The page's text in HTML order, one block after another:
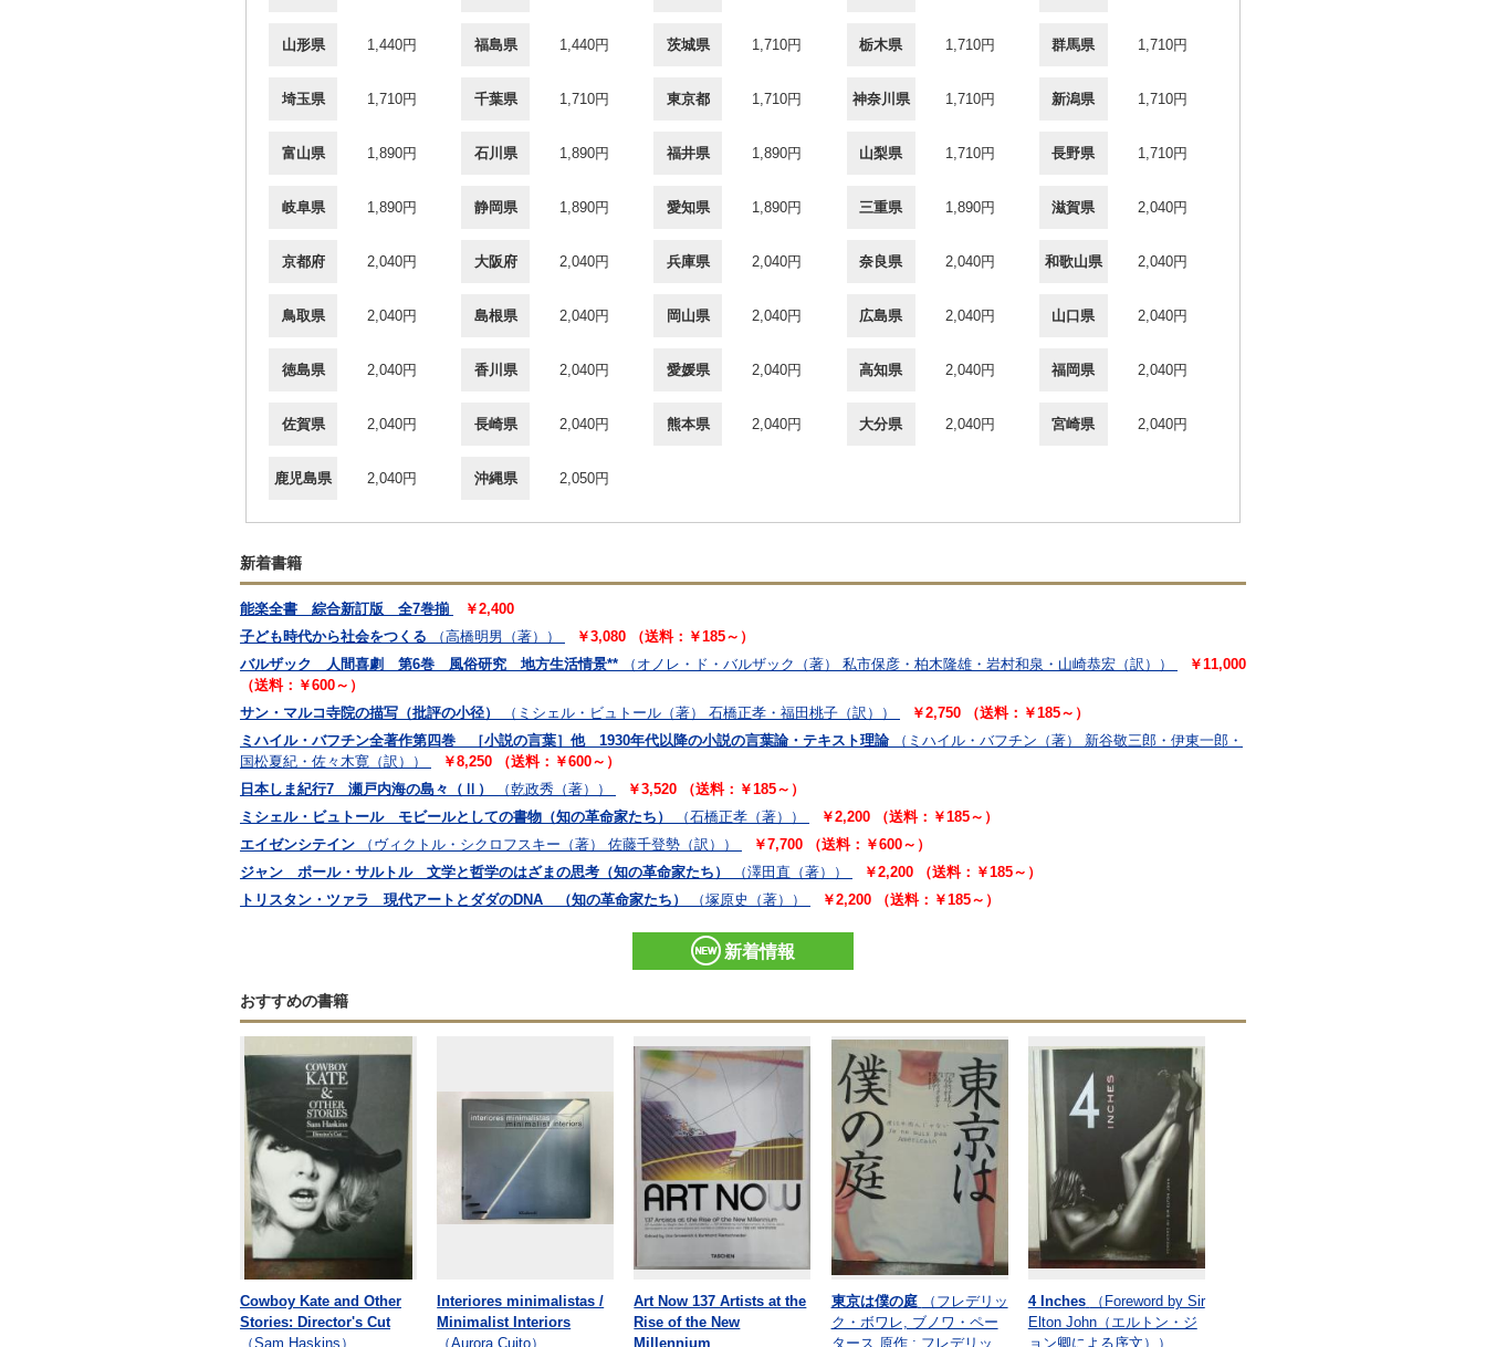
山形県 1,440円 福島県 1,440円 茨城県 1,710円 栃木県 1,710円 群馬県 1,710円
埼玉県 1,710円 千葉県 1,710円 東京都 1,710円 神奈川県 1,710円 新潟県 1,710円
富山県 1,890円 石川県 1,890円 福井県 1,890円 山梨県 1,710円 長野県 1,710円
岐阜県 1,890円 静岡県 1,890円 愛知県 1,890円 三重県 1,890円 滋賀県 2,040円
京都府 2,040円 大阪府 2,040円 兵庫県 2,040円 奈良県 2,040円 和歌山県 2,040円
鳥取県 2,040円 島根県 2,040円 岡山県 2,040円 広島県 2,040円 山口県 2,040円
徳島県 2,040円 香川県 2,040円 愛媛県 2,040円 高知県 2,040円 福岡県 2,040円
佐賀県 2,040円 長崎県 2,040円 熊本県 2,040円 大分県 2,040円 宮崎県 2,040円
鹿児島県 2,040円 沖縄県 2,050円
新着書籍
能楽全書 綜合新訂版 全7巻揃
￥2,400
子ども時代から社会をつくる
（高橋明男（著））
￥3,080 （送料：￥185～）
バルザック 人間喜劇 第6巻 風俗研究 地方生活情景**
（オノレ・ド・バルザック（著） 私市保彦・柏木隆雄・岩村和泉・山崎恭宏（訳））
￥11,000
（送料：￥600～）
サン・マルコ寺院の描写（批評の小径）
（ミシェル・ビュトール（著） 石橋正孝・福田桃子（訳））
￥2,750 （送料：￥185～）
ミハイル・バフチン全著作第四巻 ［小説の言葉］他 1930年代以降の小説の言葉論・テキスト理論
（ミハイル・バフチン（著） 新谷敬三郎・伊東一郎・
国松夏紀・佐々木寛（訳））
￥8,250 （送料：￥600～）
日本しま紀行7 瀬戸内海の島々（Ⅱ）
（乾政秀（著））
￥3,520 （送料：￥185～）
ミシェル・ビュトール モビールとしての書物（知の革命家たち）
（石橋正孝（著））
￥2,200 （送料：￥185～）
エイゼンシテイン
（ヴィクトル・シクロフスキー（著） 佐藤千登勢（訳））
￥7,700 （送料：￥600～）
ジャン゠ポール・サルトル 文学と哲学のはざまの思考（知の革命家たち）
（澤田直（著））
￥2,200 （送料：￥185～）
トリスタン・ツァラ 現代アートとダダのDNA （知の革命家たち）
（塚原史（著）） ￥2,200 （送料：￥185～）
新着情報
おすすめの書籍
Cowboy Kate and Other
Stories: Director's Cut
（Sam Haskins）
Interiores minimalistas /
Minimalist Interiors
（Aurora Cuito）
Art Now 137 Artists at the
Rise of the New
Millennium
東京は僕の庭
（フレデリッ
ク・ボワレ, ブノワ・ペー
タース 原作 ; フレデリッ
4 Inches
（Foreword by Sir
Elton John（エルトン・ジ
ョン卿による序文））